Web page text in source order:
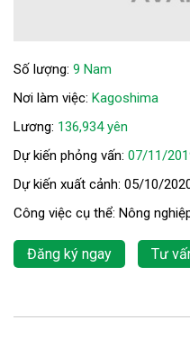
Số lượng: 9 Nam
Nơi làm việc: Kagoshima
Lương: 136,934 yên
Dự kiến phỏng vấn: 07/11/
Dự kiến xuất cảnh: 05/10/
Công việc cụ thể: Nông
Đăng ký ngay Tư